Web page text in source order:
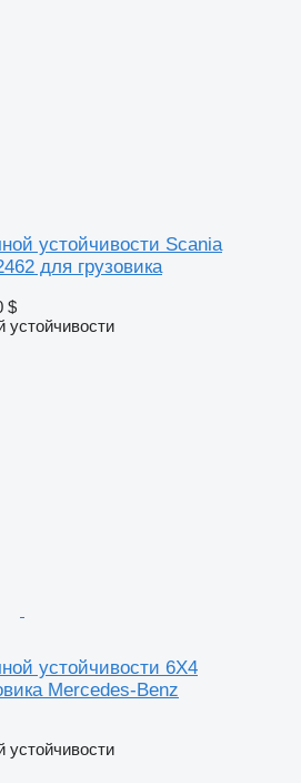
устойчивости Scania
для грузовика
$
устойчивости
устойчивости 6X4
Mercedes-Benz
устойчивости